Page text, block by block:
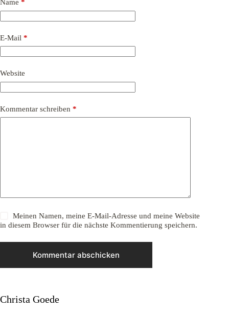
Name *
E-Mail *
Website
Kommentar schreiben *
Meinen Namen, meine E-Mail-Adresse und meine Website
in diesem Browser für die nächste Kommentierung speichern.
Kommentar abschicken
Christa Goede